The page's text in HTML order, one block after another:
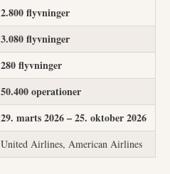
2.800 flyvninger
3.080 flyvninger
280 flyvninger
50.400 operationer
29. marts 2026 – 25. oktober 2026
United Airlines, American Airlines